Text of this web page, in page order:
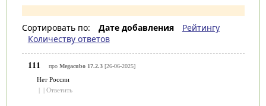
Сортировать по: Дате добавления
Рейтингу
Количеству ответов
111 про Megacubo 17.2.3[26-06-2025]
Нет России
| | Ответить